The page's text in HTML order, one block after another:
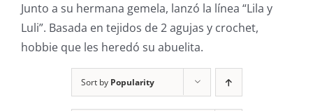
Junto a su hermana gemela, lanzó la línea “Lila y
Luli”. Basada en tejidos de 2 agujas y crochet,
hobbie que les heredó su abuelita.
Sort by Popularity